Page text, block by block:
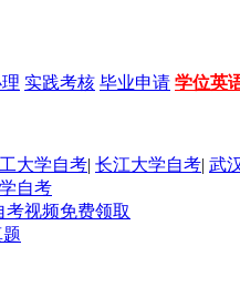
实践考核 毕业申请 学位英
大学自考| 长江大学自考| 武
自考